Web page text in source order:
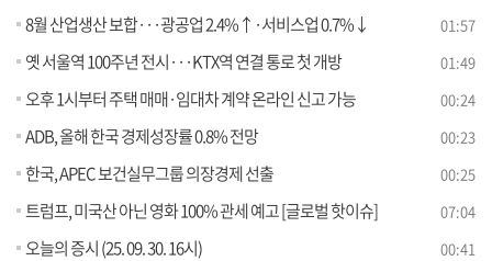
8월 산업생산 보합···광공업 2.4%↑·서비스업 0.7%↓ 01:57
옛 서울역 100주년 전시···KTX역 연결 통로 첫 개방 01:49
오후 1시부터 주택 매매·임대차 계약 온라인 신고 가능 00:24
ADB, 올해 한국 경제성장률 0.8% 전망 00:23
한국, APEC 보건실무그룹 의장경제 선출 00:25
트럼프, 미국산 아닌 영화 100% 관세 예고 [글로벌 핫이슈] 07:04
오늘의 증시 (25. 09. 30. 16시) 00:41